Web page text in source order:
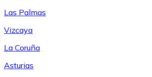
Las Palmas
Vizcaya
La Coruña
Asturias